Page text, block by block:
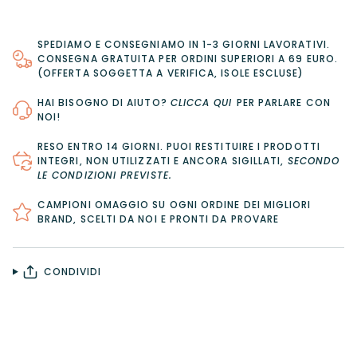
SPEDIAMO E CONSEGNIAMO IN 1-3 GIORNI LAVORATIVI.
CONSEGNA GRATUITA PER ORDINI SUPERIORI A 69 EURO.
(OFFERTA SOGGETTA A VERIFICA, ISOLE ESCLUSE)
HAI BISOGNO DI AIUTO? CLICCA QUI PER PARLARE CON
NOI!
RESO ENTRO 14 GIORNI. PUOI RESTITUIRE I PRODOTTI
INTEGRI, NON UTILIZZATI E ANCORA SIGILLATI, SECONDO
LE CONDIZIONI PREVISTE.
CAMPIONI OMAGGIO SU OGNI ORDINE DEI MIGLIORI
BRAND, SCELTI DA NOI E PRONTI DA PROVARE
CONDIVIDI